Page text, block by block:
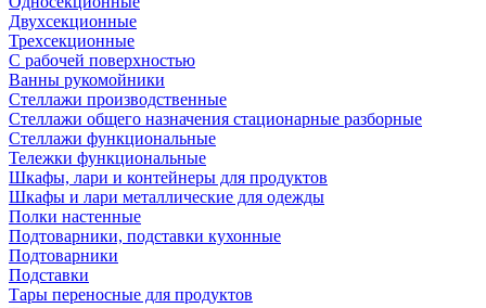
Двухсекционные
Трехсекционные
С рабочей поверхностью
Ванны рукомойники
Стеллажи производственные
Стеллажи общего назначения стационарные разборные
Стеллажи функциональные
Тележки функциональные
Шкафы, лари и контейнеры для продуктов
Шкафы и лари металлические для одежды
Полки настенные
Подтоварники, подставки кухонные
Подтоварники
Подставки
Тары переносные для продуктов